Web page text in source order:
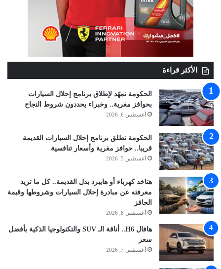
الأكثر قراءة
الحكومة تمهّد لإطلاق برنامج إحلال السيارات
بحوافز مغرية.. وخبراء يحددون شروط النجاح
أغسطس 6, 2026
الحكومة تطلق برنامج إحلال السيارات القديمة
قريبا.. حوافز مغرية وأسعار تنافسية
أغسطس 5, 2026
هتاخد كهرباء أو هايبرد بدل القديمة.. كل ما تريد
معرفته عن مبادرة إحلال السيارات وشروطها وقيمة
الحافز
أغسطس 8, 2026
هافال H6.. أناقة الـ SUV والتكنولوجيا الذكية بأفضل
سعر
أغسطس 7, 2026